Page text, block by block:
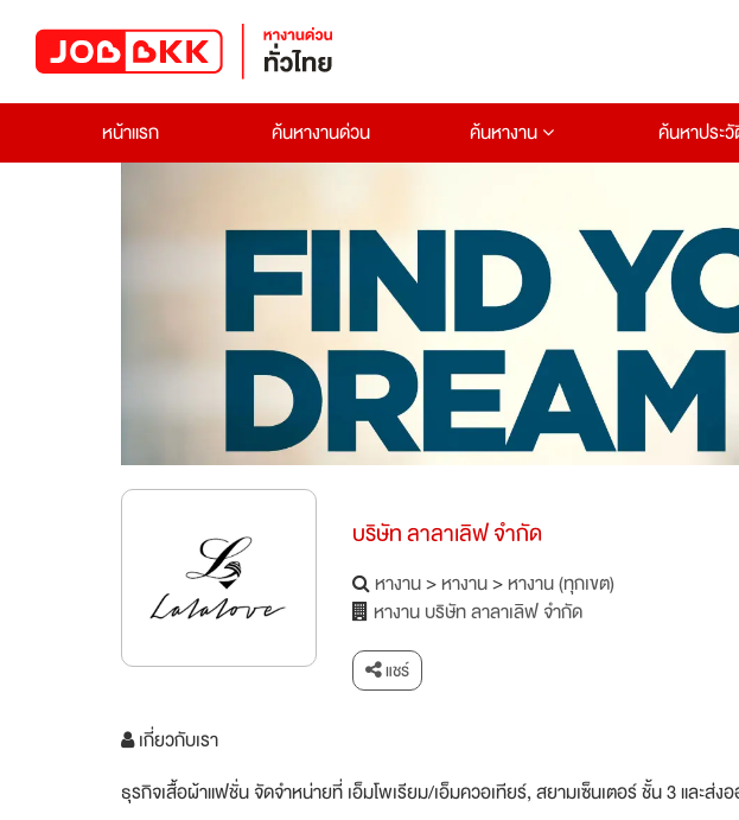
หน้าแรก
ค้นหางานด่วน ค้นหางาน ค้นหาประ
บริษัท ลาลาเลิฟ จำกัด
หางาน>หางาน>หางาน (ทุกเขต)
หางาน บริษัท ลาลาเลิฟ จำกัด
แชร์
เกี่ยวกับเรา
ธุรกิจเสื้อผ้าแฟชั่น จัดจำหน่ายที่ เอ็มโพเรียม/เอ็มควอเทียร์, สยามเซ็นเตอร์ ชั้น 3 และส่งอ